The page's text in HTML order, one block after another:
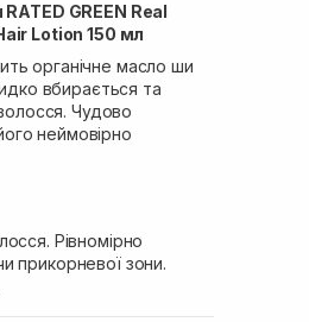
GREEN Real
Lotion 150 мл
органічне масло ши
вбирається та
Чудово
неймовірно
Рівномірно
прикорневої зони.